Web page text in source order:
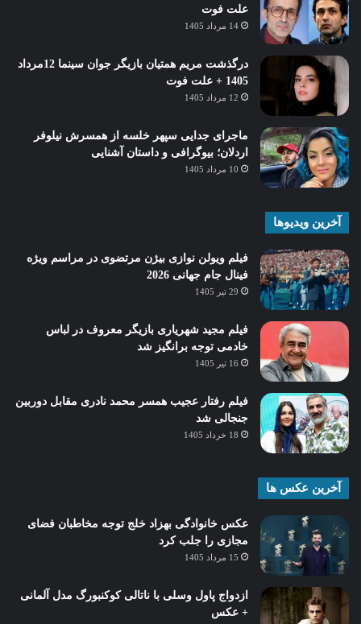
علت فوت
14 مرداد 1405
درگذشت مریم همتیان بازیگر جوان سینما 12مرداد
1405 + علت فوت
12 مرداد 1405
ماجرای جدایی سپهر خلسه از همسرش نیلوفر
اردلان؛ بیوگرافی و داستان آشنایی
10 مرداد 1405
آخرین ویدیوها
فیلم ویولن نوازی بیژن مرتضوی در مراسم ویژه
فینال جام جهانی 2026
29 تیر 1405
فیلم مجید شهریاری بازیگر معروف در لباس
خادمی توجه برانگیز شد
16 تیر 1405
فیلم رفتار عجیب همسر محمد نادری مقابل دوربین
جنجالی شد
18 خرداد 1405
آخرین عکس ها
عکس خانوادگی بهزاد خلج توجه مخاطبان فضای
مجازی را جلب کرد
15 مرداد 1405
ازدواج پاول وسلی با ناتالی کوکنبورگ مدل آلمانی
+ عکس